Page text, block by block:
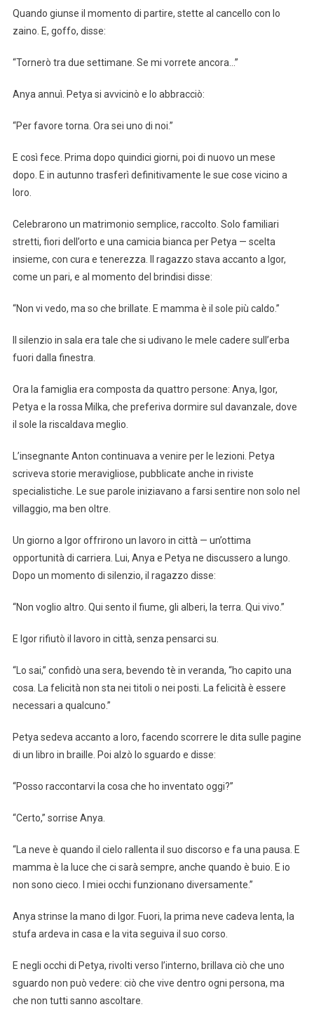
Quando giunse il momento di partire, stette al cancello con lo
zaino. E, goffo, disse:
“Tornerò tra due settimane. Se mi vorrete ancora…”
Anya annuì. Petya si avvicinò e lo abbracciò:
“Per favore torna. Ora sei uno di noi.”
E così fece. Prima dopo quindici giorni, poi di nuovo un mese
dopo. E in autunno trasferì definitivamente le sue cose vicino a
loro.
Celebrarono un matrimonio semplice, raccolto. Solo familiari
stretti, fiori dell’orto e una camicia bianca per Petya — scelta
insieme, con cura e tenerezza. Il ragazzo stava accanto a Igor,
come un pari, e al momento del brindisi disse:
“Non vi vedo, ma so che brillate. E mamma è il sole più caldo.”
Il silenzio in sala era tale che si udivano le mele cadere sull’erba
fuori dalla finestra.
Ora la famiglia era composta da quattro persone: Anya, Igor,
Petya e la rossa Milka, che preferiva dormire sul davanzale, dove
il sole la riscaldava meglio.
L’insegnante Anton continuava a venire per le lezioni. Petya
scriveva storie meravigliose, pubblicate anche in riviste
specialistiche. Le sue parole iniziavano a farsi sentire non solo nel
villaggio, ma ben oltre.
Un giorno a Igor offrirono un lavoro in città — un’ottima
opportunità di carriera. Lui, Anya e Petya ne discussero a lungo.
Dopo un momento di silenzio, il ragazzo disse:
“Non voglio altro. Qui sento il fiume, gli alberi, la terra. Qui vivo.”
E Igor rifiutò il lavoro in città, senza pensarci su.
“Lo sai,” confidò una sera, bevendo tè in veranda, “ho capito una
cosa. La felicità non sta nei titoli o nei posti. La felicità è essere
necessari a qualcuno.”
Petya sedeva accanto a loro, facendo scorrere le dita sulle pagine
di un libro in braille. Poi alzò lo sguardo e disse:
“Posso raccontarvi la cosa che ho inventato oggi?”
“Certo,” sorrise Anya.
“La neve è quando il cielo rallenta il suo discorso e fa una pausa. E
mamma è la luce che ci sarà sempre, anche quando è buio. E io
non sono cieco. I miei occhi funzionano diversamente.”
Anya strinse la mano di Igor. Fuori, la prima neve cadeva lenta, la
stufa ardeva in casa e la vita seguiva il suo corso.
E negli occhi di Petya, rivolti verso l’interno, brillava ciò che uno
sguardo non può vedere: ciò che vive dentro ogni persona, ma
che non tutti sanno ascoltare.